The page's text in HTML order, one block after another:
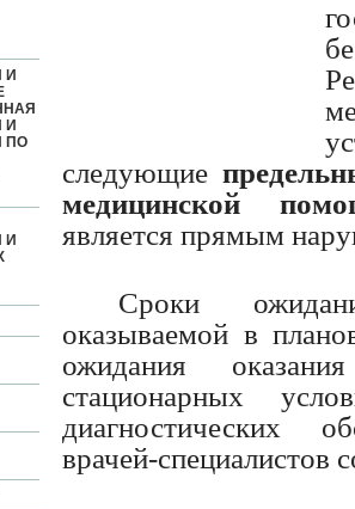
И
И
ПО
И
следующие
медицинской
является прямым
Сроки
оказываемой в
ожидания
стационарных
диагностических
врачей-специалистов